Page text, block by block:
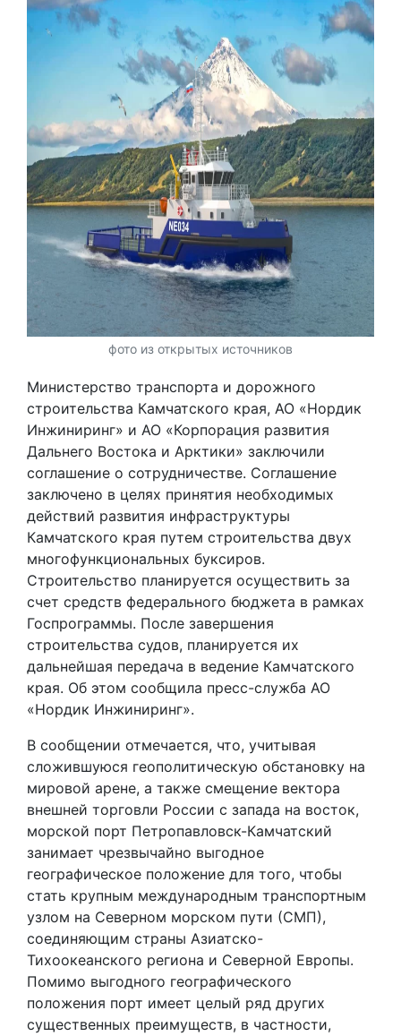
фото из открытых источников
Министерство транспорта и дорожного
строительства Камчатского края, АО «Нордик
Инжиниринг» и АО «Корпорация развития
Дальнего Востока и Арктики» заключили
соглашение о сотрудничестве. Соглашение
заключено в целях принятия необходимых
действий развития инфраструктуры
Камчатского края путем строительства двух
многофункциональных буксиров.
Строительство планируется осуществить за
счет средств федерального бюджета в рамках
Госпрограммы. После завершения
строительства судов, планируется их
дальнейшая передача в ведение Камчатского
края. Об этом сообщила пресс-служба АО
«Нордик Инжиниринг».
В сообщении отмечается, что, учитывая
сложившуюся геополитическую обстановку на
мировой арене, а также смещение вектора
внешней торговли России с запада на восток,
морской порт Петропавловск-Камчатский
занимает чрезвычайно выгодное
географическое положение для того, чтобы
стать крупным международным транспортным
узлом на Северном морском пути (СМП),
соединяющим страны Азиатско-
Тихоокеанского региона и Северной Европы.
Помимо выгодного географического
положения порт имеет целый ряд других
существенных преимуществ, в частности,